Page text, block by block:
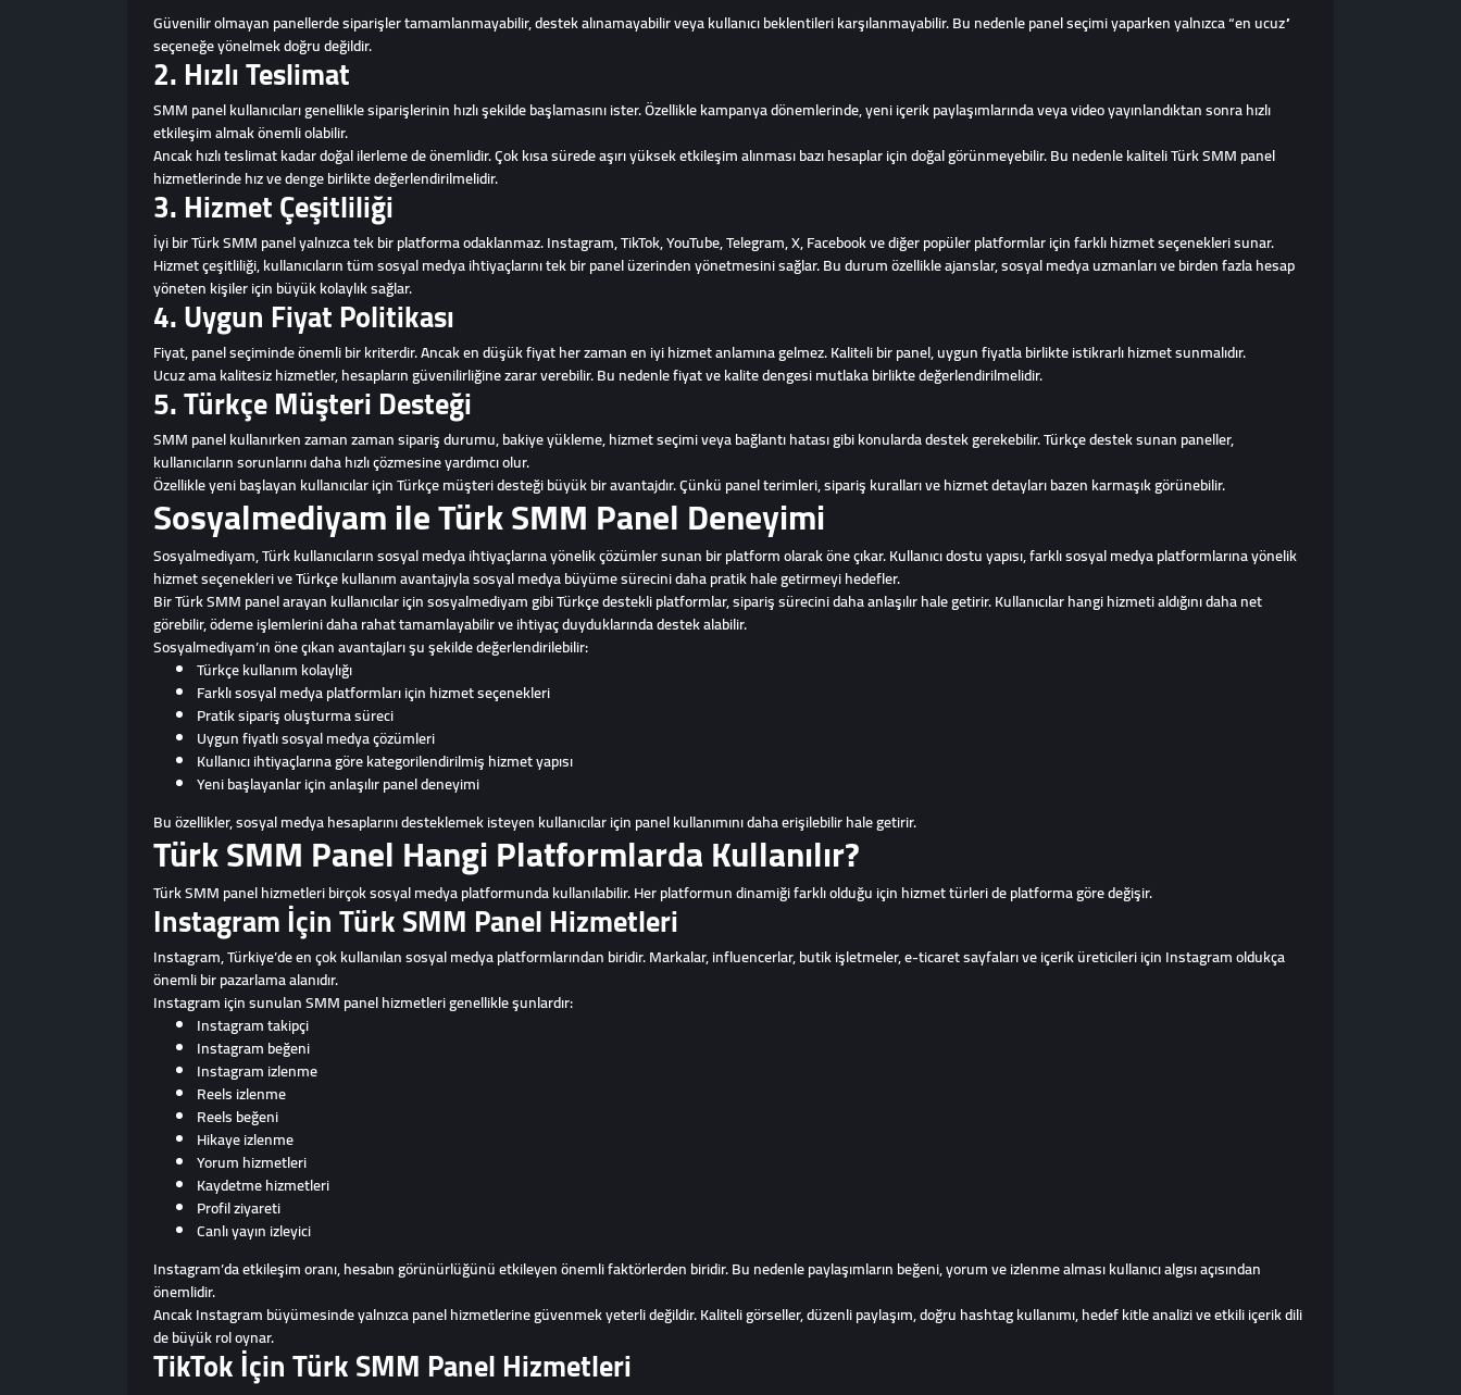
Güvenilir olmayan panellerde siparişler tamamlanmayabilir, destek alınamayabilir veya kullanıcı beklentileri karşılanmayabilir. Bu nedenle panel seçimi yaparken yalnızca “en ucuz”
seçeneğe yönelmek doğru değildir.
2. Hızlı Teslimat
SMM panel kullanıcıları genellikle siparişlerinin hızlı şekilde başlamasını ister. Özellikle kampanya dönemlerinde, yeni içerik paylaşımlarında veya video yayınlandıktan sonra hızlı
etkileşim almak önemli olabilir.
Ancak hızlı teslimat kadar doğal ilerleme de önemlidir. Çok kısa sürede aşırı yüksek etkileşim alınması bazı hesaplar için doğal görünmeyebilir. Bu nedenle kaliteli Türk SMM panel
hizmetlerinde hız ve denge birlikte değerlendirilmelidir.
3. Hizmet Çeşitliliği
İyi bir Türk SMM panel yalnızca tek bir platforma odaklanmaz. Instagram, TikTok, YouTube, Telegram, X, Facebook ve diğer popüler platformlar için farklı hizmet seçenekleri sunar.
Hizmet çeşitliliği, kullanıcıların tüm sosyal medya ihtiyaçlarını tek bir panel üzerinden yönetmesini sağlar. Bu durum özellikle ajanslar, sosyal medya uzmanları ve birden fazla hesap
yöneten kişiler için büyük kolaylık sağlar.
4. Uygun Fiyat Politikası
Fiyat, panel seçiminde önemli bir kriterdir. Ancak en düşük fiyat her zaman en iyi hizmet anlamına gelmez. Kaliteli bir panel, uygun fiyatla birlikte istikrarlı hizmet sunmalıdır.
Ucuz ama kalitesiz hizmetler, hesapların güvenilirliğine zarar verebilir. Bu nedenle fiyat ve kalite dengesi mutlaka birlikte değerlendirilmelidir.
5. Türkçe Müşteri Desteği
SMM panel kullanırken zaman zaman sipariş durumu, bakiye yükleme, hizmet seçimi veya bağlantı hatası gibi konularda destek gerekebilir. Türkçe destek sunan paneller,
kullanıcıların sorunlarını daha hızlı çözmesine yardımcı olur.
Özellikle yeni başlayan kullanıcılar için Türkçe müşteri desteği büyük bir avantajdır. Çünkü panel terimleri, sipariş kuralları ve hizmet detayları bazen karmaşık görünebilir.
Sosyalmediyam ile Türk SMM Panel Deneyimi
Sosyalmediyam, Türk kullanıcıların sosyal medya ihtiyaçlarına yönelik çözümler sunan bir platform olarak öne çıkar. Kullanıcı dostu yapısı, farklı sosyal medya platformlarına yönelik
hizmet seçenekleri ve Türkçe kullanım avantajıyla sosyal medya büyüme sürecini daha pratik hale getirmeyi hedefler.
Bir Türk SMM panel arayan kullanıcılar için sosyalmediyam gibi Türkçe destekli platformlar, sipariş sürecini daha anlaşılır hale getirir. Kullanıcılar hangi hizmeti aldığını daha net
görebilir, ödeme işlemlerini daha rahat tamamlayabilir ve ihtiyaç duyduklarında destek alabilir.
Sosyalmediyam’ın öne çıkan avantajları şu şekilde değerlendirilebilir:
Türkçe kullanım kolaylığı
Farklı sosyal medya platformları için hizmet seçenekleri
Pratik sipariş oluşturma süreci
Uygun fiyatlı sosyal medya çözümleri
Kullanıcı ihtiyaçlarına göre kategorilendirilmiş hizmet yapısı
Yeni başlayanlar için anlaşılır panel deneyimi
Bu özellikler, sosyal medya hesaplarını desteklemek isteyen kullanıcılar için panel kullanımını daha erişilebilir hale getirir.
Türk SMM Panel Hangi Platformlarda Kullanılır?
Türk SMM panel hizmetleri birçok sosyal medya platformunda kullanılabilir. Her platformun dinamiği farklı olduğu için hizmet türleri de platforma göre değişir.
Instagram İçin Türk SMM Panel Hizmetleri
Instagram, Türkiye’de en çok kullanılan sosyal medya platformlarından biridir. Markalar, influencerlar, butik işletmeler, e-ticaret sayfaları ve içerik üreticileri için Instagram oldukça
önemli bir pazarlama alanıdır.
Instagram için sunulan SMM panel hizmetleri genellikle şunlardır:
Instagram takipçi
Instagram beğeni
Instagram izlenme
Reels izlenme
Reels beğeni
Hikaye izlenme
Yorum hizmetleri
Kaydetme hizmetleri
Profil ziyareti
Canlı yayın izleyici
Instagram’da etkileşim oranı, hesabın görünürlüğünü etkileyen önemli faktörlerden biridir. Bu nedenle paylaşımların beğeni, yorum ve izlenme alması kullanıcı algısı açısından
önemlidir.
Ancak Instagram büyümesinde yalnızca panel hizmetlerine güvenmek yeterli değildir. Kaliteli görseller, düzenli paylaşım, doğru hashtag kullanımı, hedef kitle analizi ve etkili içerik dili
de büyük rol oynar.
TikTok İçin Türk SMM Panel Hizmetleri